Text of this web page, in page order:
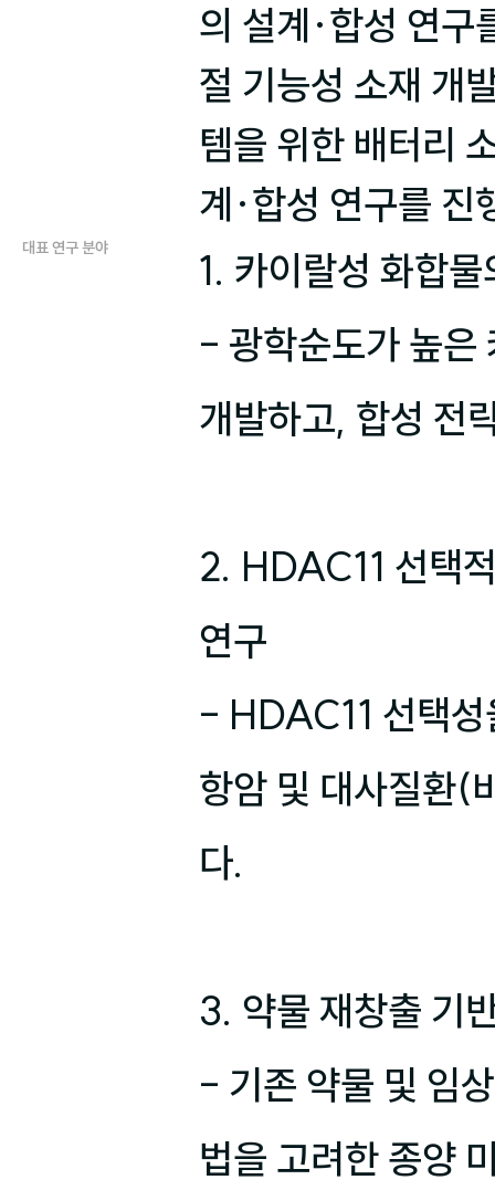
의 설계·합성 연구
절 기능성 소재 개
템을 위한 배터리
계·합성 연구를 진
대표 연구 분야
1. 카이랄성 화합
- 광학순도가 높은
개발하고, 합성 전
2. HDAC11 선택
연구
- HDAC11 선택성
항암 및 대사질환(
다.
3. 약물 재창출 기
- 기존 약물 및 임
법을 고려한 종양